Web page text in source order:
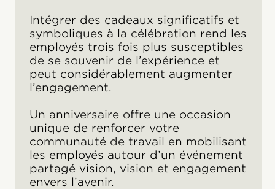
Intégrer des cadeaux significatifs et
symboliques à la célébration rend les
employés trois fois plus susceptibles
de se souvenir de l’expérience et
peut considérablement augmenter
l’engagement.
Un anniversaire offre une occasion
unique de renforcer votre
communauté de travail en mobilisant
les employés autour d’un événement
partagé vision, vision et engagement
envers l’avenir.